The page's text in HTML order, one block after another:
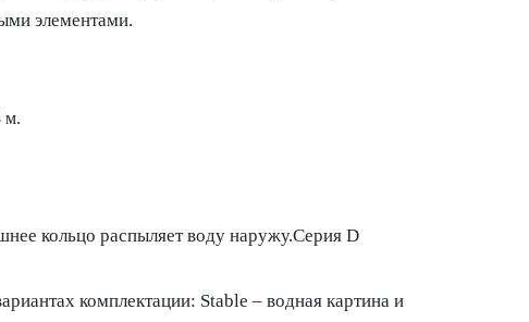
элементами.
м.
кольцо распыляет воду наружу.Серия D
комплектации: Stable – водная картина и